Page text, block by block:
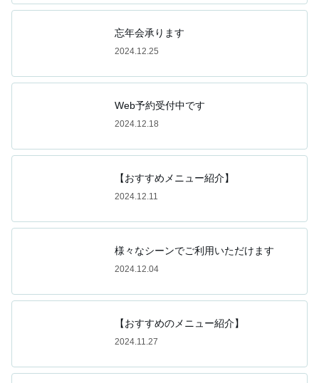
忘年会承ります
2024.12.25
Web予約受付中です
2024.12.18
【おすすめメニュー紹介】
2024.12.11
様々なシーンでご利用いただけます
2024.12.04
【おすすめのメニュー紹介】
2024.11.27